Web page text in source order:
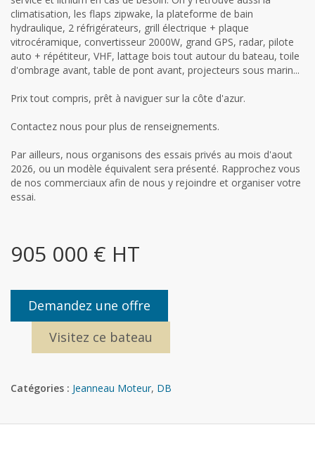
climatisation, les flaps zipwake, la plateforme de bain
hydraulique, 2 réfrigérateurs, grill électrique + plaque
vitrocéramique, convertisseur 2000W, grand GPS, radar, pilote
auto + répétiteur, VHF, lattage bois tout autour du bateau, toile
d'ombrage avant, table de pont avant, projecteurs sous marin...
Prix tout compris, prêt à naviguer sur la côte d'azur.
Contactez nous pour plus de renseignements.
Par ailleurs, nous organisons des essais privés au mois d'aout
2026, ou un modèle équivalent sera présenté. Rapprochez vous
de nos commerciaux afin de nous y rejoindre et organiser votre
essai.
905 000 € HT
Demandez une offre
Visitez ce bateau
Catégories : Jeanneau Moteur, DB